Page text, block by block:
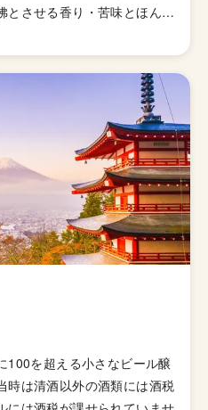
とさせる香り・苦味とほんの
おり、ポーターよりもアルコ
流でしたが、現代のスタウト
ないものが多いです。 原材
ーとの違いは、麦芽化せずに
バーレイ）を使っている点に
スタイルの生みの親は黒ビー
スの創業者アーサー・ギネス
けられていたため、アーサ
していない大麦を焙煎してビ
した。すると、コーヒーのよ
まっていきました。 スタ
化することができ、ギネス
てミルクチョコレートのよう
、そしてアルコール度数を高
100を超える小さなビール醸
時は清酒以外の酒類には酒税